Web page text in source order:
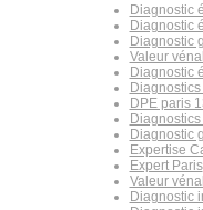
Diagnostic
Diagnostic
Diagnostic
Valeur
Diagnostic
DPE paris
Diagnostic
Expertise
Expert Paris
Valeur
Diagnostic